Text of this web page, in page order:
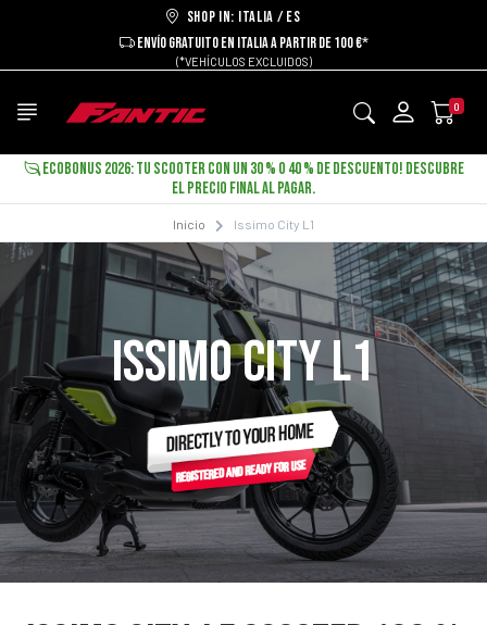
Shop in: ITALIA / ES
ENVÍO GRATUITO EN ITALIA A PARTIR DE 100 €*
(*VEHÍCULOS EXCLUIDOS)
0
ECOBONUS 2026: TU SCOOTER CON UN 30 % O 40 % DE DESCUENTO! DESCUBRE
EL PRECIO FINAL AL PAGAR.
Inicio Issimo City L1
ISSIMO CITY L1